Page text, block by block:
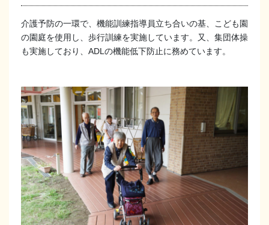
介護予防の一環で、機能訓練指導員立ち合いの基、こども園
の園庭を使用し、歩行訓練を実施しています。又、集団体操
も実施しており、ADLの機能低下防止に務めています。